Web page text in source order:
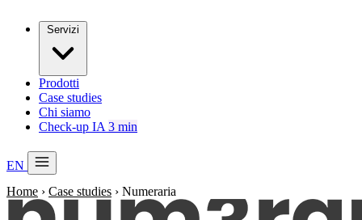
Servizi
Prodotti
Case studies
Chi siamo
Check-up IA 3 min
EN
Soraia
Home › Case studies › Numeraria